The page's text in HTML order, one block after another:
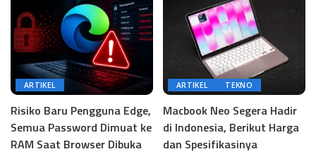
ARTIKEL
Risiko Baru Pengguna Edge,
Semua Password Dimuat ke
RAM Saat Browser Dibuka
ARTIKEL TEKNO
Macbook Neo Segera Hadir
di Indonesia, Berikut Harga
dan Spesifikasinya